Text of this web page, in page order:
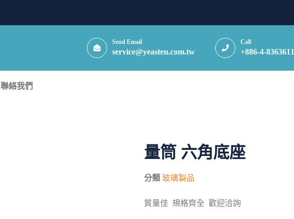
Send Email
service@yeasten.com.tw
Call
+886-4-8363611
聯絡我們
量筒 六角底座
分類 玻璃製品
質量佳 規格齊全 歡迎洽詢